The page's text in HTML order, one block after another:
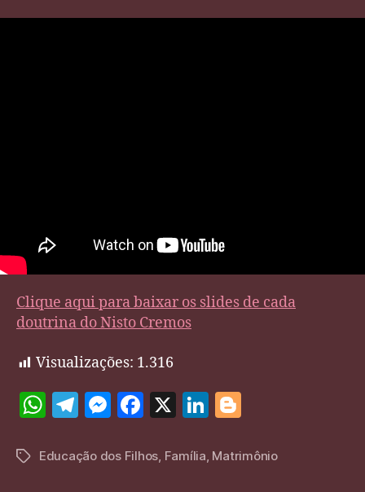
Clique aqui para baixar os slides de cada
doutrina do Nisto Cremos
Visualizações: 1.316
W
at
T
e
M
se
F
c
X
Li
k g
TagsEducação dos Filhos, Família, Matrimônio